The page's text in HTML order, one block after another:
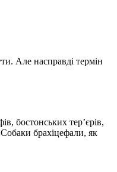
Але насправді термін
бостонських тер’єрів,
Собаки брахіцефали, як